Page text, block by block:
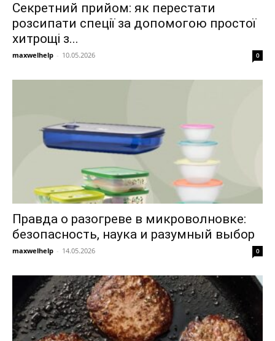
Секретний прийом: як перестати
розсипати спеції за допомогою простої
хитрощі з...
maxwelhelp - 10.05.2026 0
Правда о разогреве в микроволновке:
безопасность, наука и разумный выбор
maxwelhelp - 14.05.2026 0